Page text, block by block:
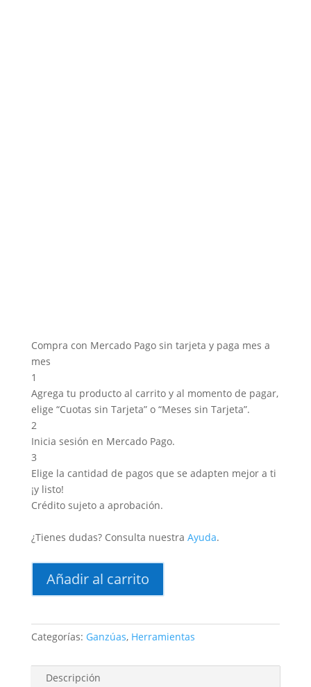
Compra con Mercado Pago sin tarjeta y paga mes a
mes
1
Agrega tu producto al carrito y al momento de pagar,
elige “Cuotas sin Tarjeta” o “Meses sin Tarjeta”.
2
Inicia sesión en Mercado Pago.
3
Elige la cantidad de pagos que se adapten mejor a ti
¡y listo!
Crédito sujeto a aprobación.
¿Tienes dudas? Consulta nuestra Ayuda.
cruz
2
Añadir al carrito
Categorías: Ganzúas, Herramientas
Descripción